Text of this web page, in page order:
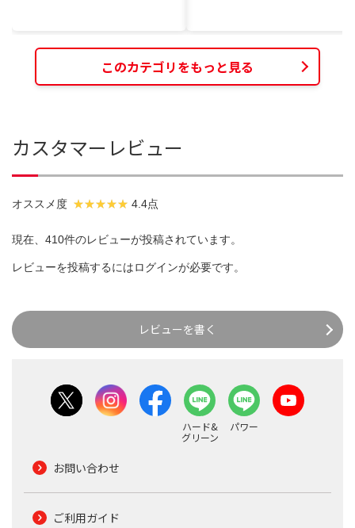
このカテゴリをもっと見る
カスタマーレビュー
オススメ度 4.4点
現在、410件のレビューが投稿されています。
レビューを投稿するにはログインが必要です。
レビューを書く
ハード&
グリーン
パワー
お問い合わせ
ご利用ガイド